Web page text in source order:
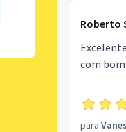
Roberto
com
para